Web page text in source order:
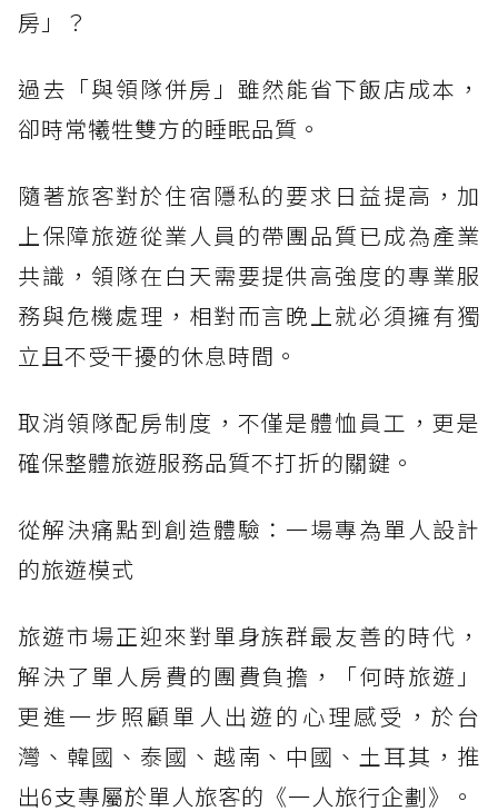
房」？
過去「與領隊併房」雖然能省下飯店成本，
卻時常犧牲雙方的睡眠品質。
隨著旅客對於住宿隱私的要求日益提高，加
上保障旅遊從業人員的帶團品質已成為產業
共識，領隊在白天需要提供高強度的專業服
務與危機處理，相對而言晚上就必須擁有獨
立且不受干擾的休息時間。
取消領隊配房制度，不僅是體恤員工，更是
確保整體旅遊服務品質不打折的關鍵。
從解決痛點到創造體驗：一場專為單人設計
的旅遊模式
旅遊市場正迎來對單身族群最友善的時代，
解決了單人房費的團費負擔，「何時旅遊」
更進一步照顧單人出遊的心理感受，於台
灣、韓國、泰國、越南、中國、土耳其，推
出6支專屬於單人旅客的《一人旅行企劃》。